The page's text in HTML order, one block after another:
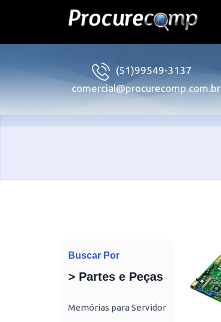
(51)99549-3137
comercial@procurecomp.com.br
Buscar Por
> Partes e Peças
Memórias para Servidor